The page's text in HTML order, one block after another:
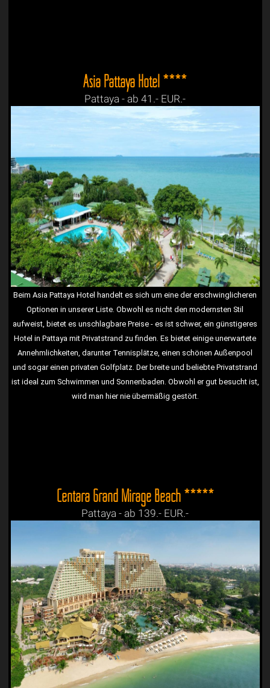
Asia Pattaya Hotel ****
Pattaya - ab 41.- EUR.-
Beim Asia Pattaya Hotel handelt es sich um eine der erschwinglicheren
Optionen in unserer Liste. Obwohl es nicht den modernsten Stil
aufweist, bietet es unschlagbare Preise - es ist schwer, ein günstigeres
Hotel in Pattaya mit Privatstrand zu finden. Es bietet einige unerwartete
Annehmlichkeiten, darunter Tennisplätze, einen schönen Außenpool
und sogar einen privaten Golfplatz. Der breite und beliebte Privatstrand
ist ideal zum Schwimmen und Sonnenbaden. Obwohl er gut besucht ist,
wird man hier nie übermäßig gestört.
Centara Grand Mirage Beach *****
Pattaya - ab 139.- EUR.-